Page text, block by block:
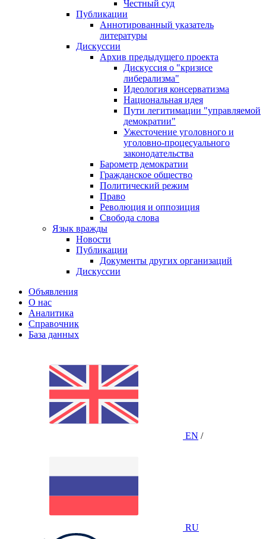
Честный суд
Публикации
Аннотированный указатель
литературы
Дискуссии
Архив предыдущего проекта
Дискуссия о "кризисе
либерализма"
Идеология консерватизма
Национальная идея
Пути легитимации "управляемой
демократии"
Ужесточение уголовного и
уголовно-процесуального
законодательства
Барометр демократии
Гражданское общество
Политический режим
Право
Революция и оппозиция
Свобода слова
Язык вражды
Новости
Публикации
Документы других организаций
Дискуссии
Объявления
О нас
Аналитика
Справочник
База данных
EN /
RU